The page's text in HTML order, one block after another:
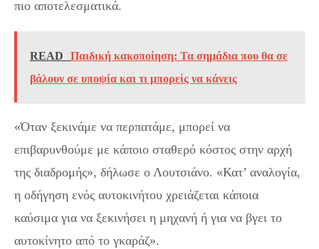
πιο αποτελεσματικά.
READ
Παιδική κακοποίηση: Τα σημάδια που θα σε
βάλουν σε υποψία και τι μπορείς να κάνεις
«Όταν ξεκινάμε να περπατάμε, μπορεί να
επιβαρυνθούμε με κάποιο σταθερό κόστος στην αρχή
της διαδρομής», δήλωσε ο Λουτσιάνο. «Κατ’ αναλογία,
η οδήγηση ενός αυτοκινήτου χρειάζεται κάποια
καύσιμα για να ξεκινήσει η μηχανή ή για να βγει το
αυτοκίνητο από το γκαράζ».